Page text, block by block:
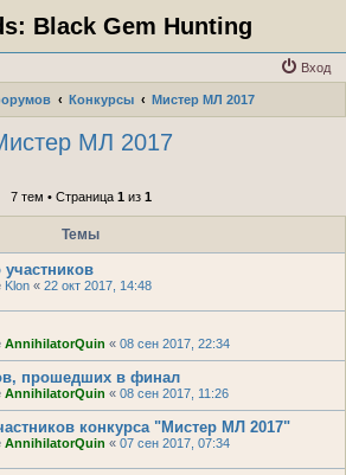
Black Gem Hunting
Вход
Конкурсы Мистер МЛ 2017
МЛ 2017
7 тем • Страница 1из 1
Темы
Klon « 22 окт 2017, 14:48
AnnihilatorQuin « 08 сен 2017, 22:34
прошедших в финал
AnnihilatorQuin « 08 сен 2017, 11:26
конкурса "Мистер МЛ 2017"
AnnihilatorQuin « 07 сен 2017, 07:34